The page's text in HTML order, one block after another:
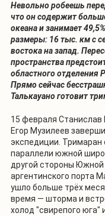
Невольно робеешь
что он содержит
океана и занимает
размеры: 16 тыс. км с
востока на запад.
пространства
областного отделения
Прямо сейчас
Талькауано готовит
15 февраля Станислав
Егор Музилеев
экспедиции. Тримаран
параллели южной
другой стороны
аргентинского порта
ушло больше трёх
время — шторма и
холод "свирепого